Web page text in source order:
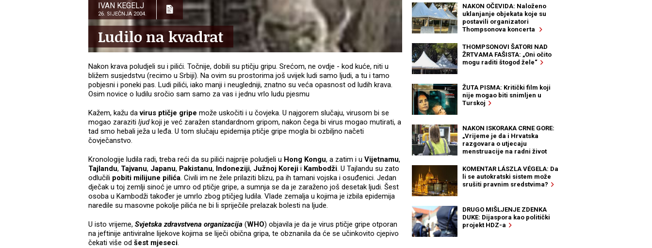
IVAN KEGELJ
26. SIJEČNJA 2004.
Ludilo na kvadrat
Nakon krava poludjeli su i pilići. Točnije, dobili su ptičju gripu. Srećom, ne ovdje - kod kuće, niti u
bližem susjedstvu (recimo u Srbiji). Na ovim su prostorima još uvijek ludi samo ljudi, a tu i tamo
pobjesni i poneki pas. Ludi pilići, iako manji i neugledniji, znatno su veća opasnost od ludih krava.
Osim novice o ludilu sročio sam samo za vas i jednu vrlo ludu pjesmu
Kažem, kažu davirus ptičje gripe može uskočiti i u čovjeka. U najgorem slučaju, virusom bi se
mogao zaraziti ljudkoji je već zaražen standardnom gripom, nakon čega bi virus mogao mutirati, a
tad smo hebali ježa u leđa. U tom slučaju epidemija ptičje gripe mogla bi ozbiljno načeti
čovječanstvo.
Kronologije ludila radi, treba reći da su pilići najprije poludjeli u Hong Kongu, a zatim i u Vijetnamu,
Tajlandu, Tajvanu, Japanu, Pakistanu, Indoneziji, Južnoj Koreji i Kambodži. U Tajlandu su zato
odlučili pobiti milijune pilića. Civili im ne žele prilaziti blizu, pa ih tamani vojska i osuđenici. Jedan
dječak u toj zemlji sinoć je umro od ptičje gripe, a sumnja se da je zaraženo još desetak ljudi. Šest
osoba u Kambodži također je umrlo zbog ptičjeg ludila. Vlade zemalja u kojima je izbila epidemija
naredile su masovne pokolje pilića ne bi li spriječile prelazak bolesti na ljude.
U isto vrijeme, Svjetska zdravstvena organizacija (WHO) objavila je da je virus ptičje gripe otporan
na jeftinije antiviralne lijekove kojima se liječi obična gripa, te obznanila da će se učinkovito cjepivo
čekati više od šest mjeseci.
NAKON OČEVIDA: Naloženo
uklanjanje objekata koje su
postavili organizatori
Thompsonova koncerta
THOMPSONOVI ŠATORI NAD
ŽRTVAMA FAŠISTA: „Oni očito
mogu raditi štogod žele“
ŽUTA PISMA: Kritički film koji
nije mogao biti snimljen u
Turskoj
NAKON ISKORAKA CRNE GORE:
„Vrijeme je da i Hrvatska
razgovara o utjecaju
menstruacije na radni život
KOMENTAR LÁSZLA VÉGELA: Da
li se autokratski sistem može
srušiti pravnim sredstvima?
DRUGO MIŠLJENJE ZDENKA
DUKE: Dijaspora kao politički
projekt HDZ-a